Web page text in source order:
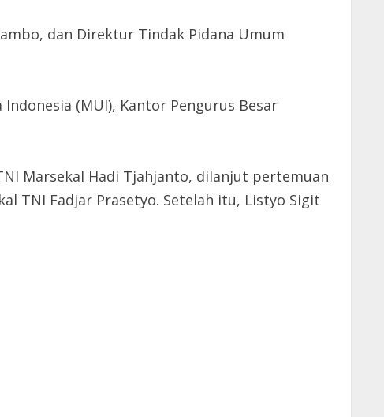
dan Direktur Tindak Pidana Umum
(MUI), Kantor Pengurus Besar
Marsekal Hadi Tjahjanto, dilanjut pertemuan
TNI Fadjar Prasetyo. Setelah itu, Listyo Sigit